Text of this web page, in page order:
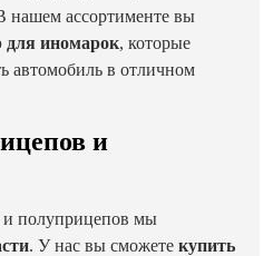
нашем ассортименте вы
для иномарок, которые
автомобиль в отличном
и
и полуприцепов мы
. У нас вы сможете купить